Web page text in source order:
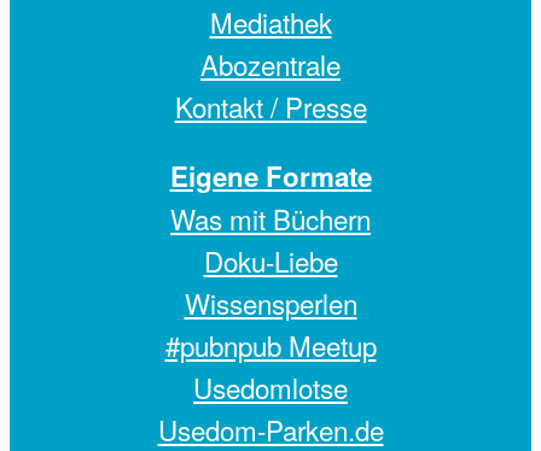
Mediathek
Abozentrale
Kontakt / Presse
Eigene Formate
Was mit Büchern
Doku-Liebe
Wissensperlen
#pubnpub Meetup
Usedomlotse
Usedom-Parken.de